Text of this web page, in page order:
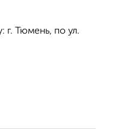
Тюмень, по ул.